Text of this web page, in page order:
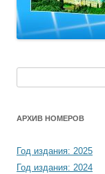
АРХИВ НОМЕРОВ
Год издания: 2025
Год издания: 2024